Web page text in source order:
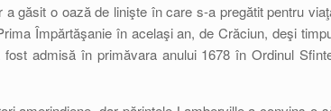
găsit o oază de linişte în care s-a pregătit pentru
Împărtăşanie în acelaşi an, de Crăciun, deşi
admisă în primăvara anului 1678 în Ordinul